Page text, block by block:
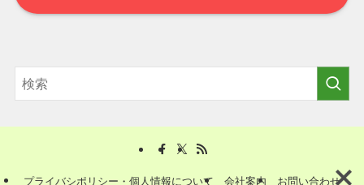
プライバシポリシー・個人情報について 会社案内 お問い合わせ